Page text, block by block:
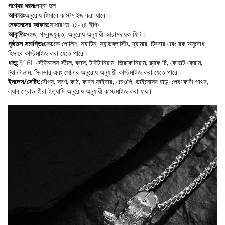
পণ্যের ধরনঃগহনা দুল
আকারঃঅনুরোধ হিসাবে কাস্টমাইজ করা যাবে
নেকলেসের আকার:সাধারণত ২১-২৪ ইঞ্চি
আকৃতিঃসহজ, গম্বুজযুক্ত, অনুরোধ অনুযায়ী আরামদায়ক ফিট।
পৃষ্ঠতল সমাপ্তিঃচকচকে পোলিশ, স্যাটিন, স্যান্ডব্লাস্টিং, হ্যামার, ট্রিবার এবং রক অনুরোধ
হিসাবে কাস্টমাইজ করা যেতে পারে।
ধাতু:316L স্টেইনলেস স্টীল, ব্রাস, টাইটানিয়াম, জিরকোনিয়াম, ব্ল্যাক টি, কোবাল্ট ক্রোম,
ট্যানটালাম, সিলভার এবং সোনার অনুরোধ অনুযায়ী কাস্টমাইজ করা যেতে পারে।
ইনলেস/সেটিং:রৌপ্য, স্বর্ণ, কাঠ, কার্বন ফাইবার, এমওপি, ডাইনোসর হাড়, পেষণকারী পাথর,
ল্যাব গ্রোড হীরা ইত্যাদি অনুরোধ অনুযায়ী কাস্টমাইজ করা যায়।